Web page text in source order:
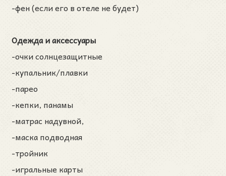
-фен (если его в отеле не будет)
Одежда и аксессуары
-очки солнцезащитные
-купальник/плавки
-парео
-кепки, панамы
-матрас надувной,
-маска подводная
-тройник
-игральные карты